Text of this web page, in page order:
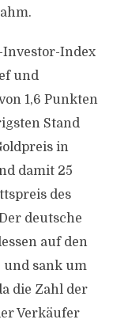
Investor-Index
und
1,6 Punkten
Stand
in
damit 25
des
deutsche
auf den
und sank um
die Zahl der
Verkäufer